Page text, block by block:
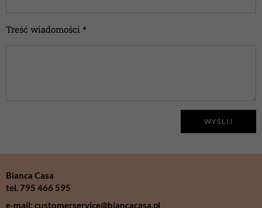
Treść wiadomości *
WYŚLIJ
Bianca Casa
tel. 795 466 595
e-mail: customerservice@biancacasa.pl